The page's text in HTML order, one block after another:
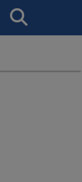
Search
This